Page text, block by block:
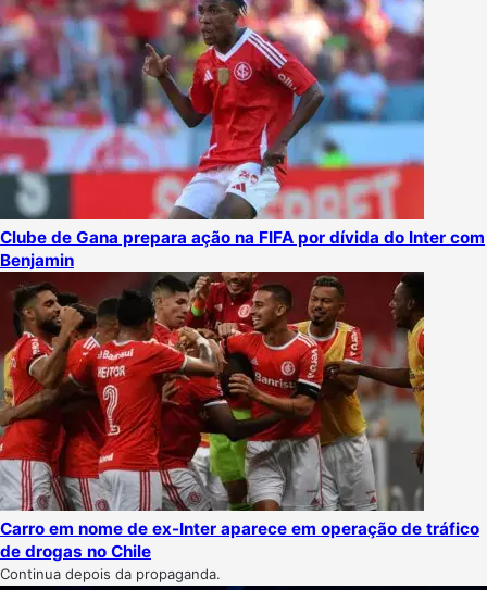
Clube de Gana prepara ação na FIFA por dívida do Inter com
Benjamin
Carro em nome de ex-Inter aparece em operação de tráfico
de drogas no Chile
Continua depois da propaganda.